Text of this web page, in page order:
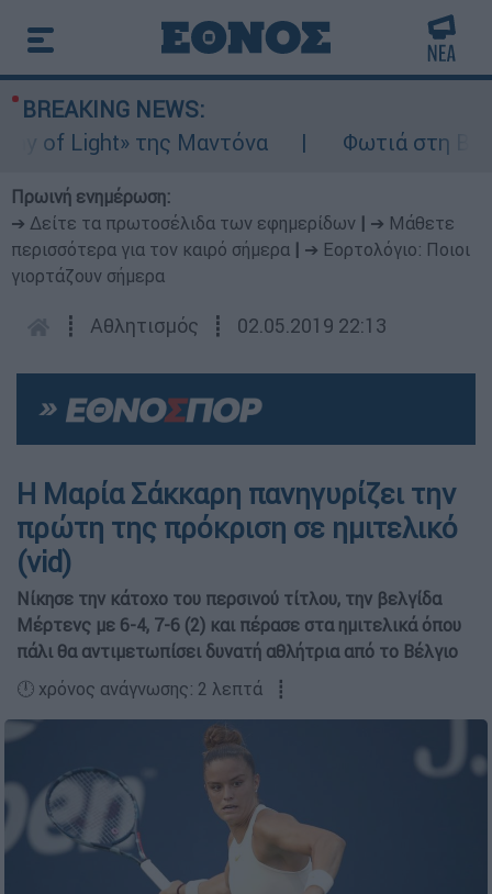
BREAKING NEWS:
of Light» της Μαντόνα
Φωτιά στη
Πρωινή ενημέρωση:
➔ Δείτε τα πρωτοσέλιδα των εφημερίδων
➔ Μάθετε
περισσότερα για τον καιρό σήμερα
➔ Εορτολόγιο: Ποιοι
γιορτάζουν σήμερα
┋ Αθλητισμός ┋ 02.05.2019 22:13
Η Μαρία Σάκκαρη πανηγυρίζει την
πρώτη της πρόκριση σε ημιτελικό
(vid)
Νίκησε την κάτοχο του περσινού τίτλου, την βελγίδα
Μέρτενς με 6-4, 7-6 (2) και πέρασε στα ημιτελικά όπου
πάλι θα αντιμετωπίσει δυνατή αθλήτρια από το Βέλγιο
🕛 χρόνος ανάγνωσης: 2 λεπτά ┋